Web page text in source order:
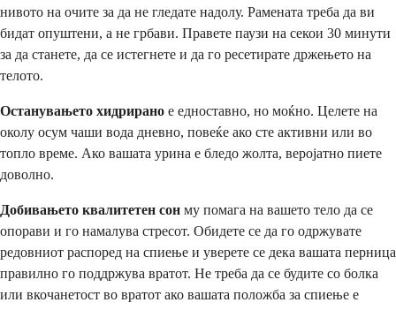
нивото на очите за да не гледате надолу. Рамената треба да ви
бидат опуштени, а не грбави. Правете паузи на секои 30 минути
за да станете, да се истегнете и да го ресетирате држењето на
телото.
Останувањето хидрирано е едноставно, но моќно. Целете на
околу осум чаши вода дневно, повеќе ако сте активни или во
топло време. Ако вашата урина е бледо жолта, веројатно пиете
доволно.
Добивањето квалитетен сон му помага на вашето тело да се
опорави и го намалува стресот. Обидете се да го одржувате
редовниот распоред на спиење и уверете се дека вашата перница
правилно го поддржува вратот. Не треба да се будите со болка
или вкочанетост во вратот ако вашата положба за спиење е